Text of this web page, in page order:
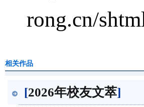
rong.cn/
相关作品
[2026年校友文萃]